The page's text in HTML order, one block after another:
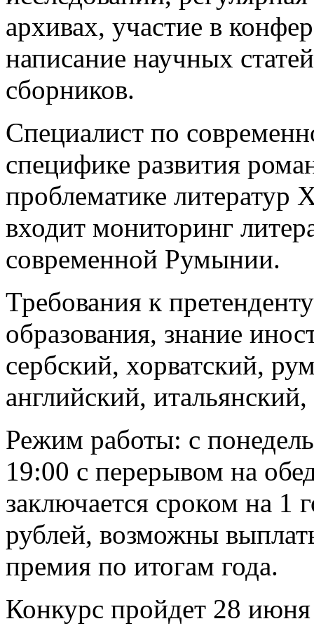
архивах, участие в
написание научных
сборников.
Специалист по
специфике развития
проблематике литератур
входит мониторинг
современной Румынии.
Требования к
образования, знание
сербский, хорватский,
английский,
Режим работы: с
19:00 с перерывом на
заключается сроком на 1
рублей, возможны
премия по итогам года.
Конкурс пройдет 28